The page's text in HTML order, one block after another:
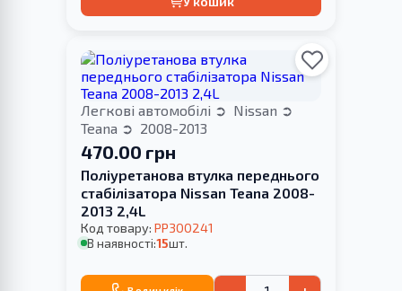
Легкові автомобілі
Nissan
Teana
2008-2013
470.00 грн
Поліуретанова втулка переднього
стабілізатора Nissan Teana 2008-
2013 2,4L
Код товару: PP300241
В наявності:15шт.